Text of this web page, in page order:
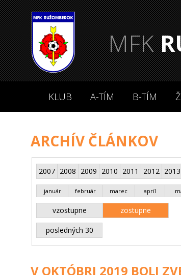
MFK
KLUB A-TÍM B-TÍM
ARCHÍV ČLÁNKOV
2007 2008 2009 2010 2011 2012 2013
január február marec apríl
vzostupne zostupne
posledných 30
V OKTÓBRI 2019 BOLI